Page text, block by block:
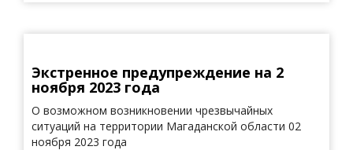
Экстренное предупреждение на 2
ноября 2023 года
О возможном возникновении чрезвычайных
ситуаций на территории Магаданской области 02
ноября 2023 года